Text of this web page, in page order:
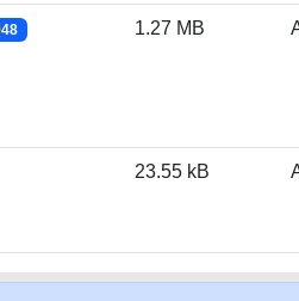
1.27 MB
23.55 kB